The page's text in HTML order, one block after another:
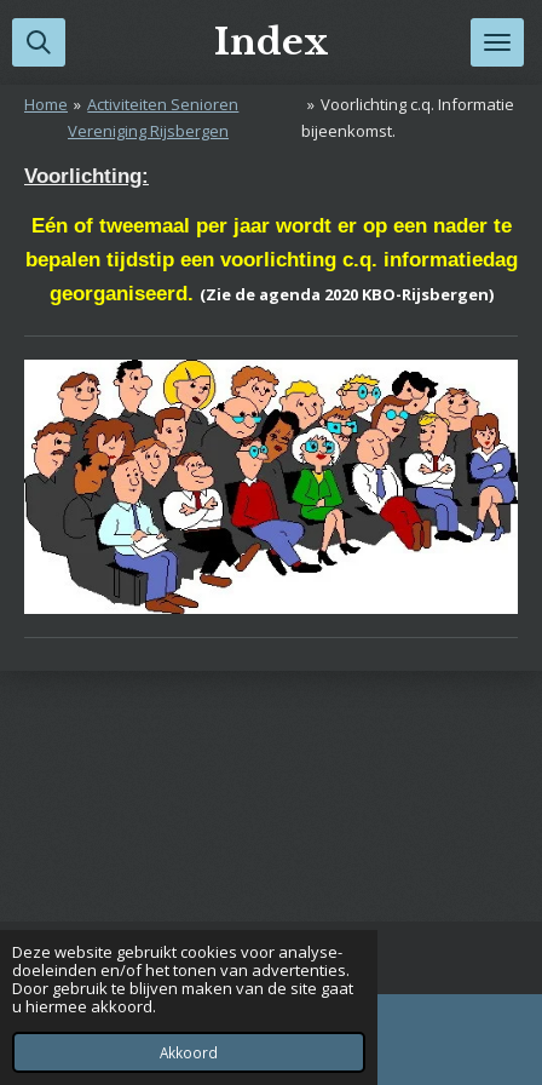
Deze website gebruikt cookies voor analyse-
doeleinden en/of het tonen van advertenties.
Door gebruik te blijven maken van de site gaat
u hiermee akkoord.
Akkoord
Ga
direct
de
hoofdinhoud
Index
Home » Activiteiten Senioren
Vereniging Rijsbergen
» Voorlichting c.q. Informatie
bijeenkomst.
Voorlichting:
Eén of tweemaal per jaar wordt er op een nader te
bepalen tijdstip een voorlichting c.q. informatiedag
georganiseerd. (Zie de agenda 2020 KBO-Rijsbergen)
© 2015 - 2026 Seniorenverenigingrijsbergen.nl